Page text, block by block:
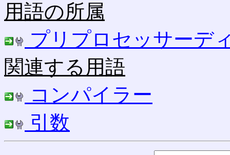
用語の所属
プリプロセッサーデ
関連する用語
コンパイラー
引数